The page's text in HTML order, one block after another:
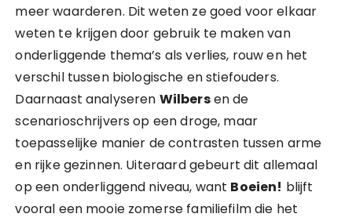
meer waarderen. Dit weten ze goed voor elkaar
weten te krijgen door gebruik te maken van
onderliggende thema’s als verlies, rouw en het
verschil tussen biologische en stiefouders.
Daarnaast analyseren Wilbersen de
scenarioschrijvers op een droge, maar
toepasselijke manier de contrasten tussen arme
en rijke gezinnen. Uiteraard gebeurt dit allemaal
op een onderliggend niveau, want Boeien! blijft
vooral een mooie zomerse familiefilm die het